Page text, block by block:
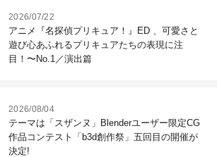
2026/07/22
アニメ『名探偵プリキュア！』ED 、可愛さと
遊び心あふれるプリキュアたちの表現に注
目！〜No.1／演出篇
2026/08/04
テーマは「スザンヌ」Blenderユーザー限定CG
作品コンテスト「b3d創作祭」五回目の開催が
決定!